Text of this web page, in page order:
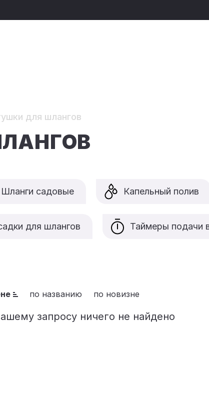
для шлангов
Шланги садовые Капельный полив
для шлангов Таймеры подачи
по названию по новизне
запросу ничего не найдено